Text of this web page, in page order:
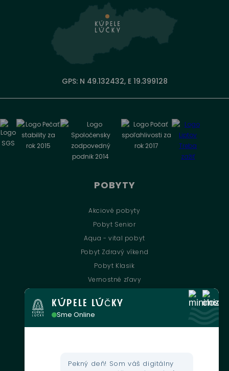
GPS: N 49.132432, E 19.399128
POBYTY
Akciové pobyty
Pobyt Senior
Aqua - vital pobyt
Pobyt Zdravý víkend
Pobyt Klasik
Vernostné zľavy
UŽITOČNÉ INFORMÁCIE
Gastronómia
KÚPELE LÚČKY
Sme Online
Pekný deň! Som váš digitálny